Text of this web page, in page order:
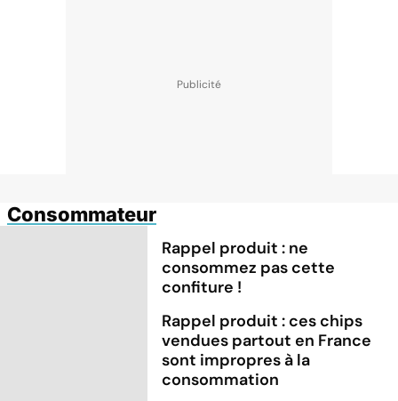
Consommateur
Rappel produit : ne
consommez pas cette
confiture !
Rappel produit : ces chips
vendues partout en France
sont impropres à la
consommation